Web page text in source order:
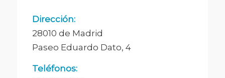
Dirección:
28010 de Madrid
Paseo Eduardo Dato, 4
Teléfonos: